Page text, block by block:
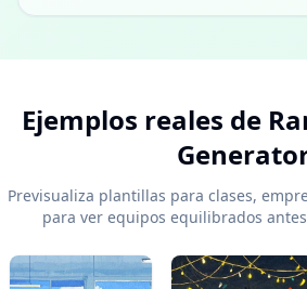
Ejemplos reales de
Previsualiza plantillas para clases,
para ver equipos equilibrados